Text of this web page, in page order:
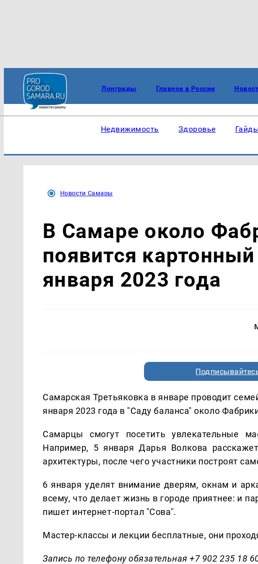
Лонгриды Главное в России
Недвижимость Здоровье
Новости Самары
В Самаре около
появится
января 2023 года
Самарская Третьяковка в январе проводит
января 2023 года в "Саду баланса" около
Самарцы смогут посетить увлекательные
Например, 5 января Дарья Волкова
архитектуры, после чего участники построят
6 января уделят внимание дверям, окнам и
всему, что делает жизнь в городе приятнее: и
пишет интернет-портал "Сова".
Мастер-классы и лекции бесплатные, они
Запись по телефону обязательная +7 902 235 18